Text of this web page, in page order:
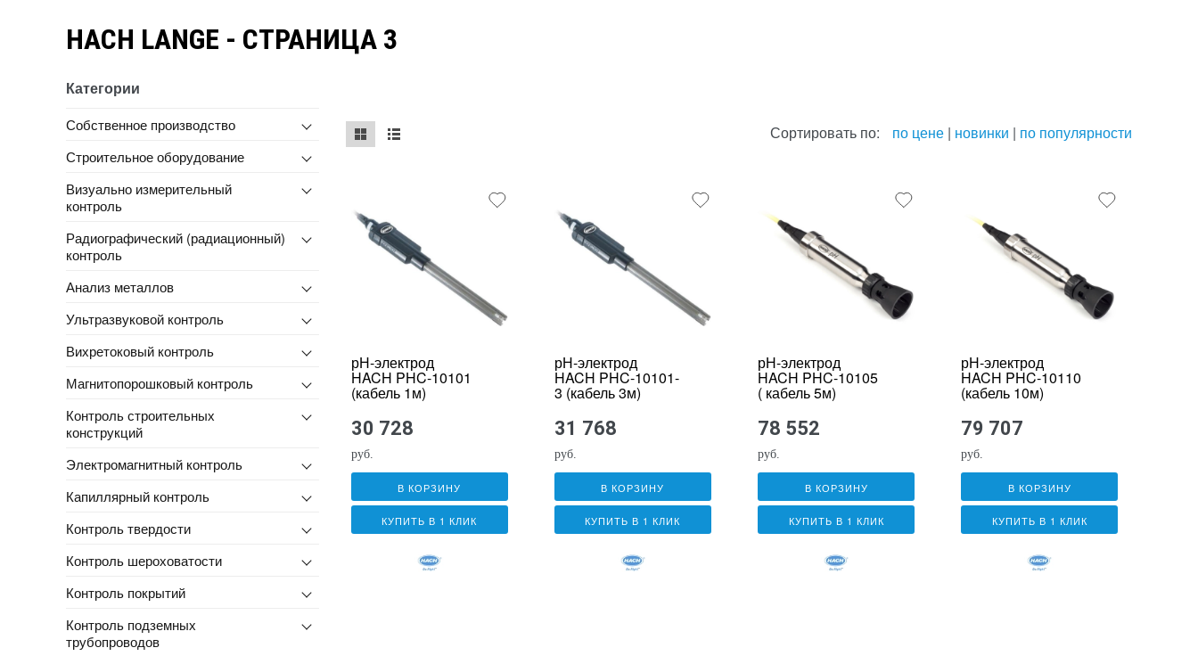
HACH LANGE - СТРАНИЦА 3
Категории
Собственное производство
Строительное оборудование
Визуально измерительный
контроль
Радиографический (радиационный)
контроль
Анализ металлов
Ультразвуковой контроль
Вихретоковый контроль
Магнитопорошковый контроль
Контроль строительных
конструкций
Электромагнитный контроль
Капиллярный контроль
Контроль твердости
Контроль шероховатости
Контроль покрытий
Контроль подземных
трубопроводов
Сортировать по: по цене | новинки | по популярности
рН-электрод
HACH PHC-10101
(кабель 1м)
30 728
руб.
В КОРЗИНУ
КУПИТЬ В 1 КЛИК
рН-электрод
HACH PHC-10101-
3 (кабель 3м)
31 768
руб.
В КОРЗИНУ
КУПИТЬ В 1 КЛИК
рН-электрод
HACH PHC-10105
( кабель 5м)
78 552
руб.
В КОРЗИНУ
КУПИТЬ В 1 КЛИК
рН-электрод
HACH PHC-10110
(кабель 10м)
79 707
руб.
В КОРЗИНУ
КУПИТЬ В 1 КЛИК